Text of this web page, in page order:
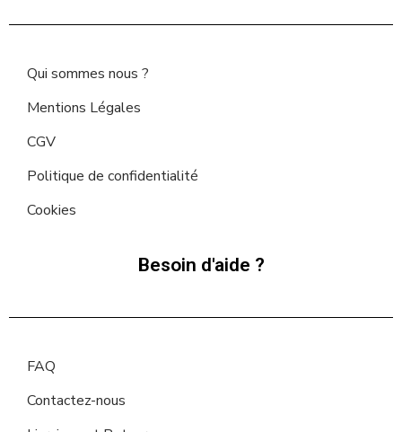
Qui sommes nous ?
Mentions Légales
CGV
Politique de confidentialité
Cookies
Besoin d'aide ?
FAQ
Contactez-nous